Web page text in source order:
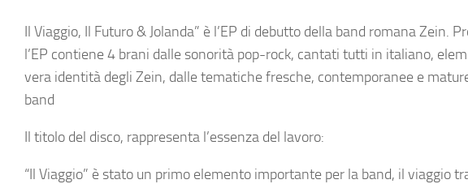
Il Viaggio, Il Futuro & Jolanda” è l’EP di debutto della band romana Zein.
l’EP contiene 4 brani dalle sonorità pop-rock, cantati tutti in italiano,
vera identità degli Zein, dalle tematiche fresche, contemporanee e
band
Il titolo del disco, rappresenta l’essenza del lavoro:
“Il Viaggio” è stato un primo elemento importante per la band, il viaggio